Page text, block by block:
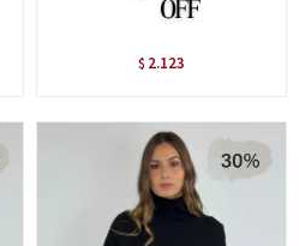
$ 2.123